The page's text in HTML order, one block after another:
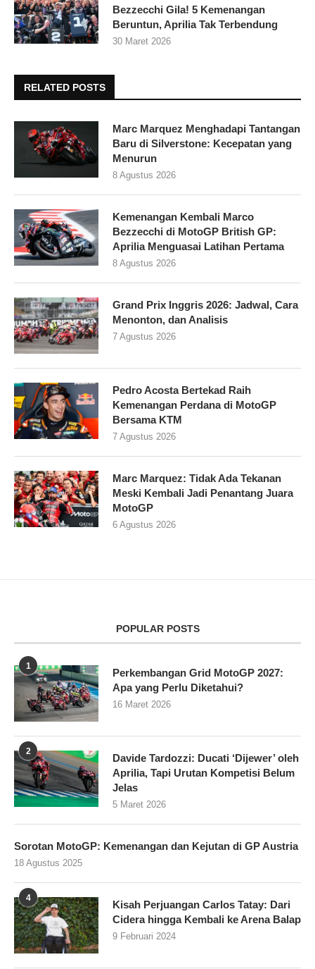
Bezzecchi Gila! 5 Kemenangan
Beruntun, Aprilia Tak Terbendung
30 Maret 2026
RELATED POSTS
Marc Marquez Menghadapi Tantangan
Baru di Silverstone: Kecepatan yang
Menurun
8 Agustus 2026
Kemenangan Kembali Marco
Bezzecchi di MotoGP British GP:
Aprilia Menguasai Latihan Pertama
8 Agustus 2026
Grand Prix Inggris 2026: Jadwal, Cara
Menonton, dan Analisis
7 Agustus 2026
Pedro Acosta Bertekad Raih
Kemenangan Perdana di MotoGP
Bersama KTM
7 Agustus 2026
Marc Marquez: Tidak Ada Tekanan
Meski Kembali Jadi Penantang Juara
MotoGP
6 Agustus 2026
POPULAR POSTS
1
Perkembangan Grid MotoGP 2027:
Apa yang Perlu Diketahui?
16 Maret 2026
2
Davide Tardozzi: Ducati ‘Dijewer’ oleh
Aprilia, Tapi Urutan Kompetisi Belum
Jelas
5 Maret 2026
Sorotan MotoGP: Kemenangan dan Kejutan di GP Austria
18 Agustus 2025
4
Kisah Perjuangan Carlos Tatay: Dari
Cidera hingga Kembali ke Arena Balap
9 Februari 2024